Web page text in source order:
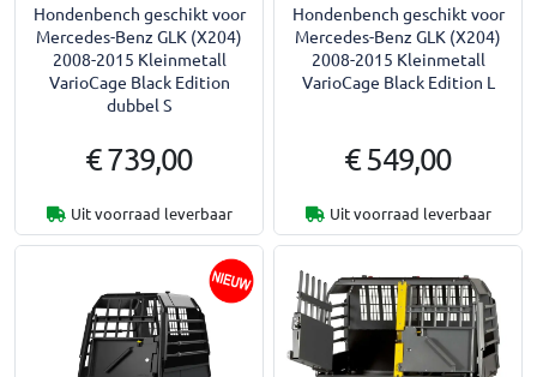
Hondenbench geschikt voor
Mercedes-Benz GLK (X204)
2008-2015 Kleinmetall
VarioCage Black Edition
dubbel S
€ 739,00
Uit voorraad leverbaar
Hondenbench geschikt voor
Mercedes-Benz GLK (X204)
2008-2015 Kleinmetall
VarioCage Black Edition L
€ 549,00
Uit voorraad leverbaar